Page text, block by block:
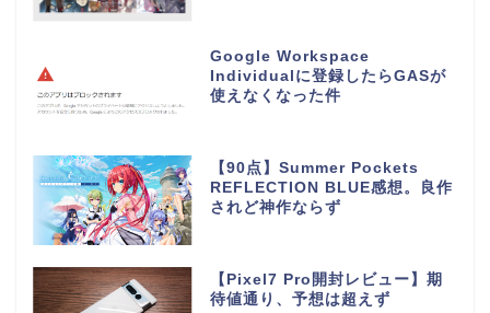
Google Workspace
Individualに登録したらGASが
使えなくなった件
【90点】Summer Pockets
REFLECTION BLUE感想。良作
されど神作ならず
【Pixel7 Pro開封レビュー】期
待値通り、予想は超えず